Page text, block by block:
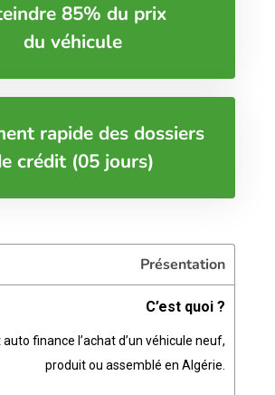
85% du prix
du véhicule
rapide des dossiers
crédit (05 jours)
Présentation
C’est quoi ?
auto finance l’achat d’un véhicule neuf,
produit ou assemblé en Algérie.